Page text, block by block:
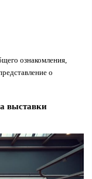
ознакомления,
о
выставки